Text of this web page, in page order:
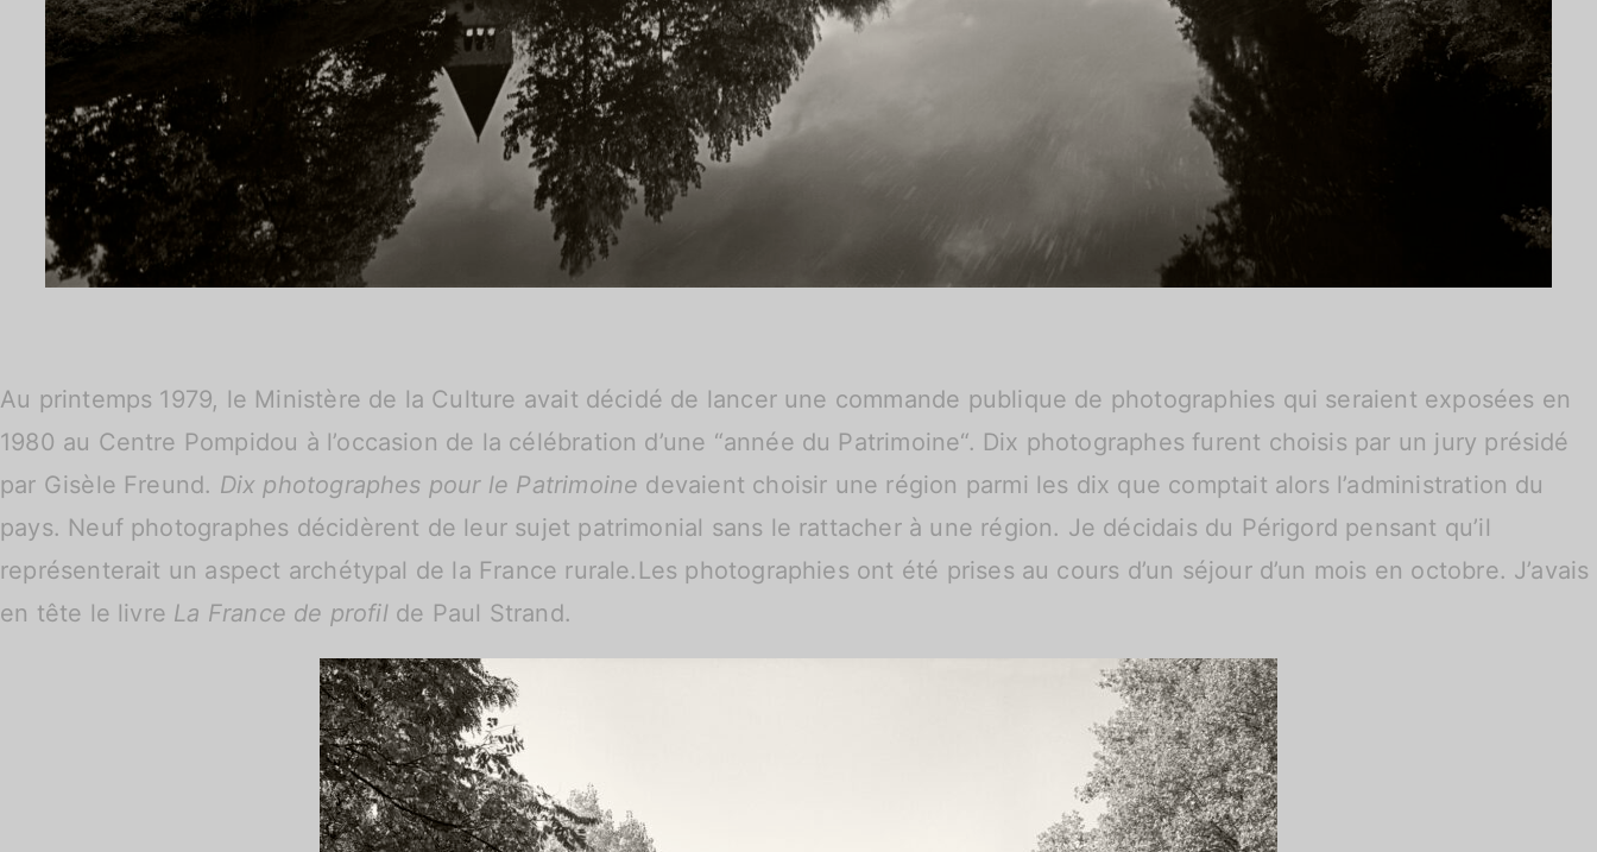
Au printemps 1979, le Ministère de la Culture avait décidé de lancer une commande publique de photographies qui seraient exposées en
1980 au Centre Pompidou à l’occasion de la célébration d’une “année du Patrimoine“. Dix photographes furent choisis par un jury présidé
par Gisèle Freund. Dix photographes pour le Patrimoine devaient choisir une région parmi les dix que comptait alors l’administration du
pays. Neuf photographes décidèrent de leur sujet patrimonial sans le rattacher à une région. Je décidais du Périgord pensant qu’il
représenterait un aspect archétypal de la France rurale.Les photographies ont été prises au cours d’un séjour d’un mois en octobre. J’avais
en tête le livre La France de profil de Paul Strand.